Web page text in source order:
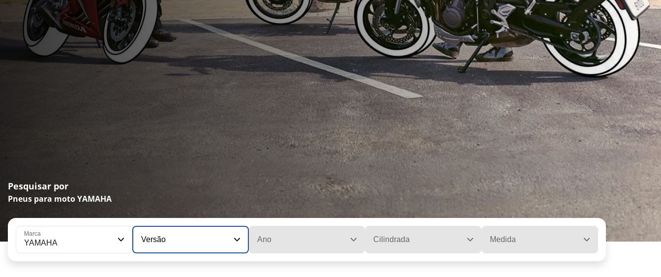
Pesquisar por
Pneus para moto YAMAHA
Marca
YAMAHA Versão Ano Cilindrada Medida